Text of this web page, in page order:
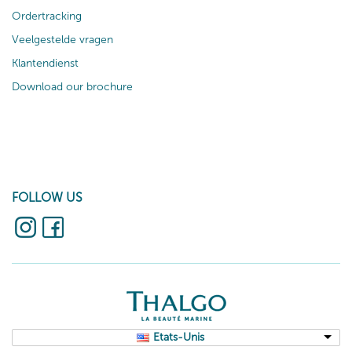
Ordertracking
Veelgestelde vragen
Klantendienst
Download our brochure
FOLLOW US
Etats-Unis